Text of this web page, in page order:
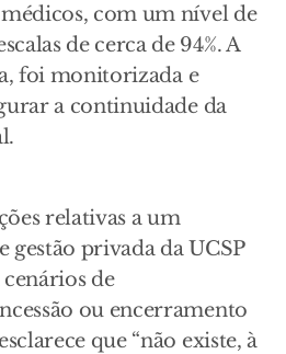
com um nível de
de cerca de 94%. A
foi monitorizada e
a continuidade da
relativas a um
gestão privada da UCSP
de
ou encerramento
que “não existe, à